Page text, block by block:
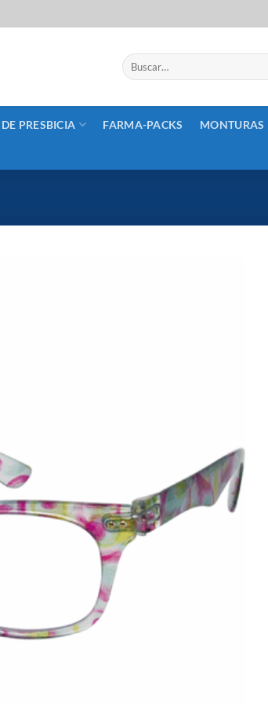
Buscar
por:
PRESBICIA FARMA-PACKS MONTURAS